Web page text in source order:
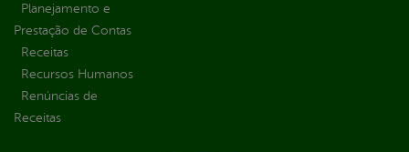
Planejamento e
Prestação de Contas
Receitas
Recursos Humanos
Renúncias de
Receitas